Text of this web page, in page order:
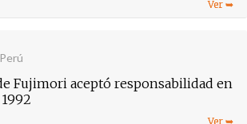
Fujimori aceptó responsabilidad en